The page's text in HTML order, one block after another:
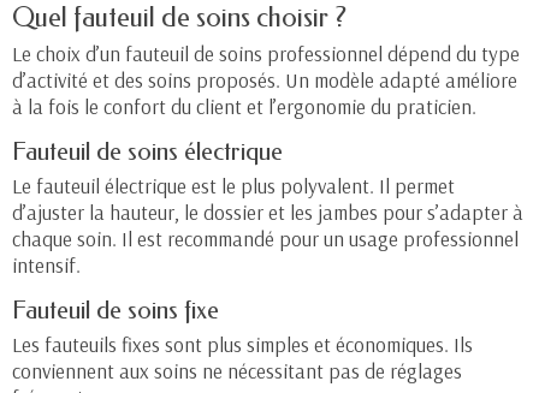
Quel fauteuil de soins choisir ?
Le choix d’un fauteuil de soins professionnel dépend du type
d’activité et des soins proposés. Un modèle adapté améliore
à la fois le confort du client et l’ergonomie du praticien.
Fauteuil de soins électrique
Le fauteuil électrique est le plus polyvalent. Il permet
d’ajuster la hauteur, le dossier et les jambes pour s’adapter à
chaque soin. Il est recommandé pour un usage professionnel
intensif.
Fauteuil de soins fixe
Les fauteuils fixes sont plus simples et économiques. Ils
conviennent aux soins ne nécessitant pas de réglages